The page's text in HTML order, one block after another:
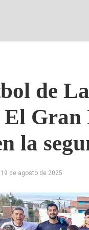
de
Gran
la
19 de agosto de 2025